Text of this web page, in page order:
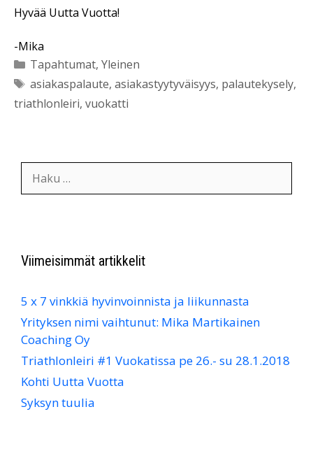
Hyvää Uutta Vuotta!
-Mika
Kategoriat
Tapahtumat, Yleinen
Avainsanat
asiakaspalaute, asiakastyytyväisyys, palautekysely,
triathlonleiri, vuokatti
Haku:
Viimeisimmät artikkelit
5 x 7 vinkkiä hyvinvoinnista ja liikunnasta
Yrityksen nimi vaihtunut: Mika Martikainen
Coaching Oy
Triathlonleiri #1 Vuokatissa pe 26.- su 28.1.2018
Kohti Uutta Vuotta
Syksyn tuulia